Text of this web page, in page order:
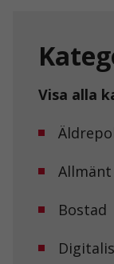
Visa alla
Allmänt
Bostad